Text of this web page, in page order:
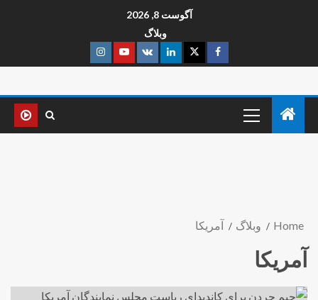
آگوست 8, 2026
وبلاگ
Home وبلاگ آمریکا
آمریکا